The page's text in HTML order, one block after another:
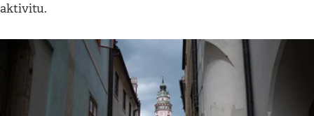
aktivitu.